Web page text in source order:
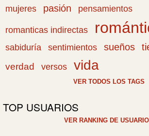
mujeres
pasión pensamientos
romanticas indirectas
sabiduría sentimientos sueños
verdad
versos vida
VER TODOS LOS TAGS
TOP USUARIOS
VER RANKING DE